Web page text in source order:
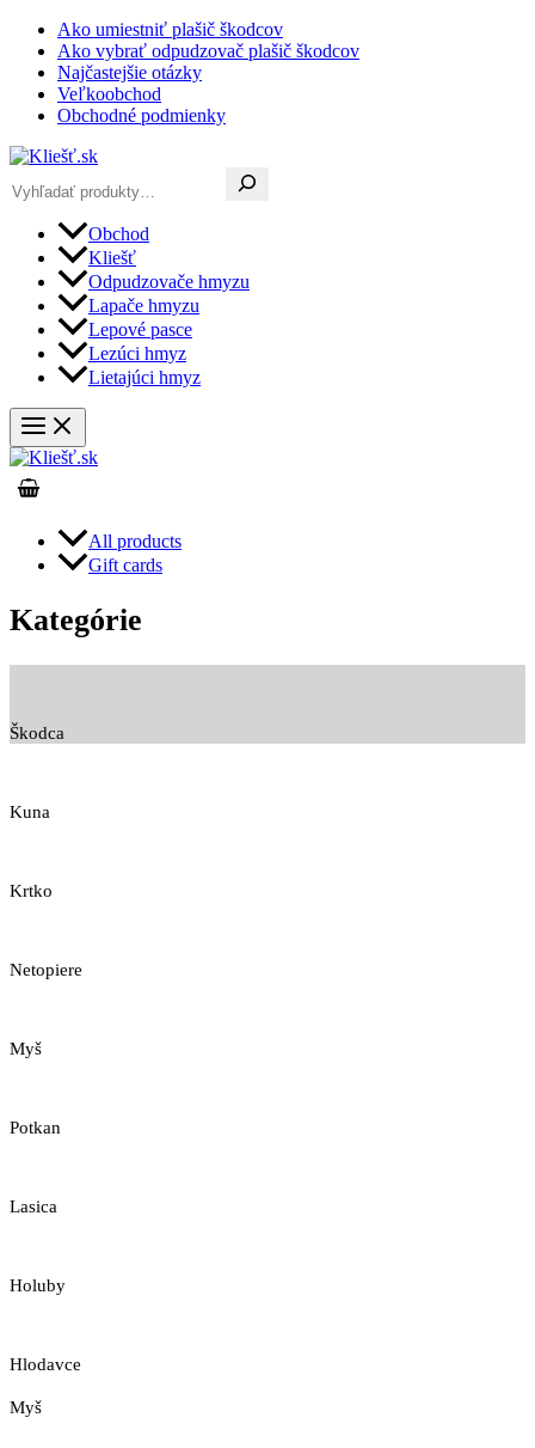
Preskočiť
obsah
Ako umiestniť plašič škodcov
Ako vybrať odpudzovač plašič škodcov
Najčastejšie otázky
Veľkoobchod
Obchodné podmienky
Obchod
Kliešť
Odpudzovače hmyzu
Lapače hmyzu
Lepové pasce
Lezúci hmyz
Lietajúci hmyz
All products
Gift cards
Kategórie
Škodca
Kuna
Krtko
Netopiere
Myš
Potkan
Lasica
Holuby
Hlodavce
Myš